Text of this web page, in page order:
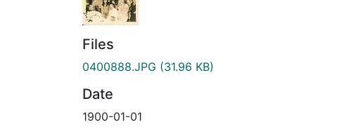
Files
0400888.JPG (31.96 KB)
Date
1900-01-01